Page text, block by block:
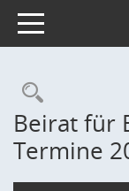
Toggle navigation
Beirat für
Termine